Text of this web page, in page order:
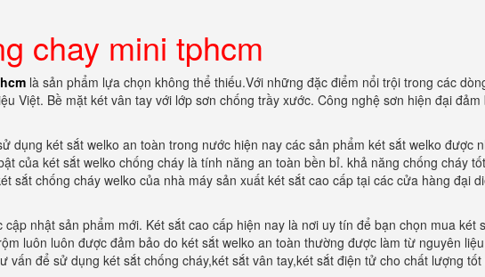
chay mini tphcm
là sản phẩm lựa chọn không thể thiếu.Với những đặc điểm nổi trội trong các
Việt. Bề mặt két vân tay với lớp sơn chống trầy xước. Công nghệ sơn hiện đại
dụng két sắt welko an toàn trong nước hiện nay các sản phẩm két sắt welko được
của két sắt welko chống cháy là tính năng an toàn bền bỉ. khả năng chống cháy
sắt chống cháy welko của nhà máy sản xuất két sắt cao cấp tại các cửa hàng đại
nhật sản phẩm mới. Két sắt cao cấp hiện nay là nơi uy tín để bạn chọn mua két
luôn luôn được đảm bảo do két sắt welko an toàn thường được làm từ nguyên
vấn để sử dụng két sắt chống cháy,két sắt vân tay,két sắt điện tử cho chất lượng tốt